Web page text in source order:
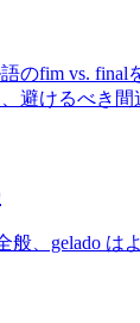
のfim vs. final
避けるべき間
般、gelado は